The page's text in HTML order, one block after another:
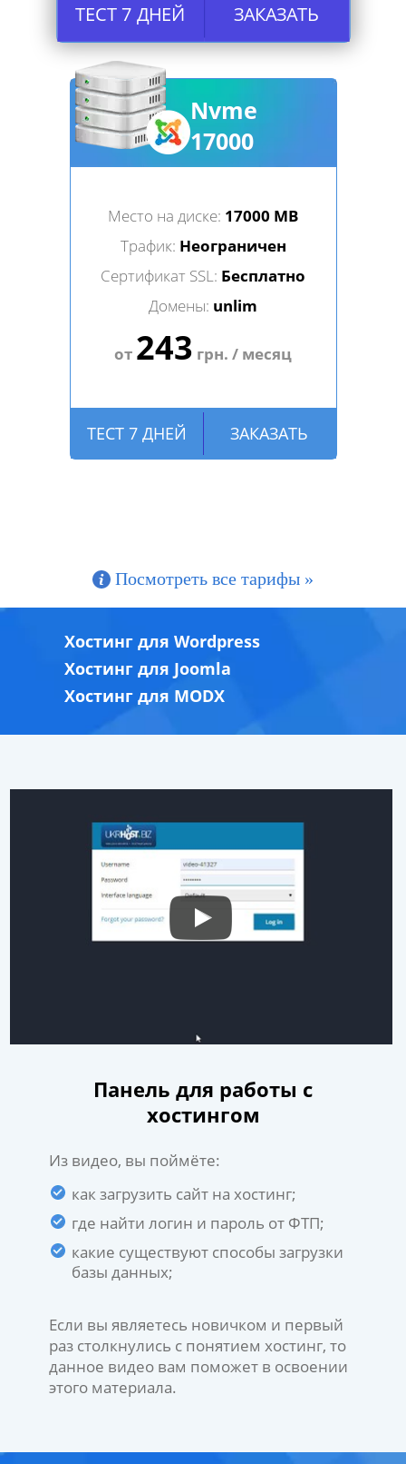
ТЕСТ 7 ДНЕЙ ЗАКАЗАТЬ
Nvme
17000
Место на диске: 17000 MB
Трафик: Неограничен
Сертификат SSL: Бесплатно
Домены: unlim
от 243 грн. / месяц
ТЕСТ 7 ДНЕЙ ЗАКАЗАТЬ
Посмотреть все тарифы »
Хостинг для Wordpress
Хостинг для Joomla
Хостинг для MODX
Панель для работы с
хостингом
Из видео, вы поймёте:
как загрузить сайт на хостинг;
где найти логин и пароль от ФТП;
какие существуют способы загрузки
базы данных;
Если вы являетесь новичком и первый
раз столкнулись с понятием хостинг, то
данное видео вам поможет в освоении
этого материала.